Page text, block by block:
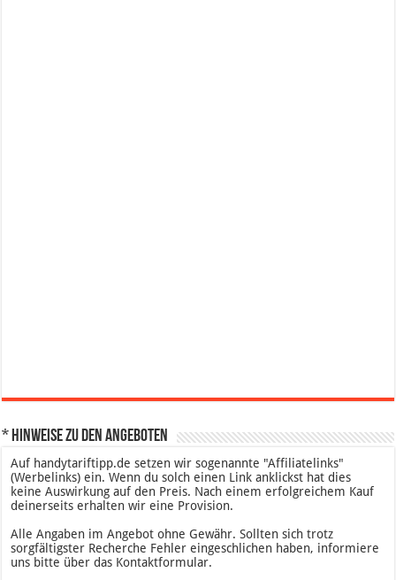
* Hinweise zu den Angeboten
Auf handytariftipp.de setzen wir sogenannte "Affiliatelinks"
(Werbelinks) ein. Wenn du solch einen Link anklickst hat dies
keine Auswirkung auf den Preis. Nach einem erfolgreichem Kauf
deinerseits erhalten wir eine Provision.
Alle Angaben im Angebot ohne Gewähr. Sollten sich trotz
sorgfältigster Recherche Fehler eingeschlichen haben, informiere
uns bitte über das Kontaktformular.